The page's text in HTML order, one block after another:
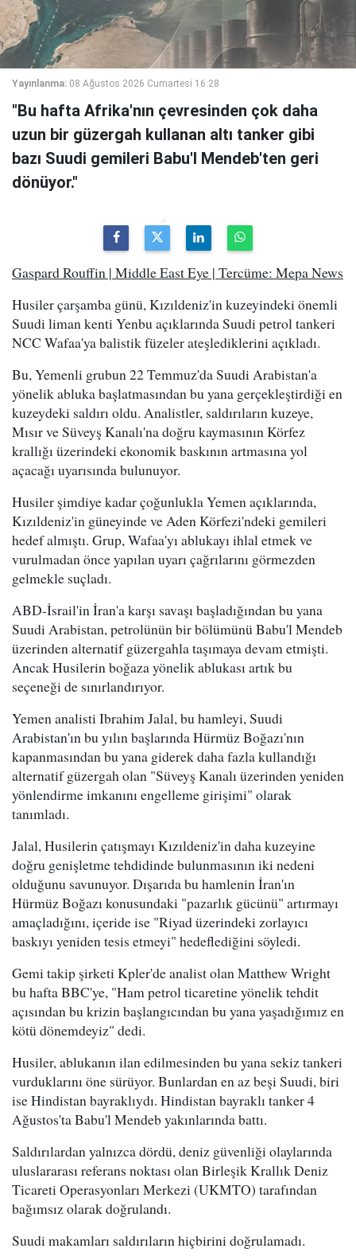
Yayınlanma: 08 Ağustos 2026 Cumartesi 16:28
"Bu hafta Afrika'nın çevresinden çok daha
uzun bir güzergah kullanan altı tanker gibi
bazı Suudi gemileri Babu'l Mendeb'ten geri
dönüyor."
Gaspard Rouffin | Middle East Eye | Tercüme: Mepa News
Husiler çarşamba günü, Kızıldeniz'in kuzeyindeki önemli
Suudi liman kenti Yenbu açıklarında Suudi petrol tankeri
NCC Wafaa'ya balistik füzeler ateşlediklerini açıkladı.
Bu, Yemenli grubun 22 Temmuz'da Suudi Arabistan'a
yönelik abluka başlatmasından bu yana gerçekleştirdiği en
kuzeydeki saldırı oldu. Analistler, saldırıların kuzeye,
Mısır ve Süveyş Kanalı'na doğru kaymasının Körfez
krallığı üzerindeki ekonomik baskının artmasına yol
açacağı uyarısında bulunuyor.
Husiler şimdiye kadar çoğunlukla Yemen açıklarında,
Kızıldeniz'in güneyinde ve Aden Körfezi'ndeki gemileri
hedef almıştı. Grup, Wafaa'yı ablukayı ihlal etmek ve
vurulmadan önce yapılan uyarı çağrılarını görmezden
gelmekle suçladı.
ABD-İsrail'in İran'a karşı savaşı başladığından bu yana
Suudi Arabistan, petrolünün bir bölümünü Babu'l Mendeb
üzerinden alternatif güzergahla taşımaya devam etmişti.
Ancak Husilerin boğaza yönelik ablukası artık bu
seçeneği de sınırlandırıyor.
Yemen analisti Ibrahim Jalal, bu hamleyi, Suudi
Arabistan'ın bu yılın başlarında Hürmüz Boğazı'nın
kapanmasından bu yana giderek daha fazla kullandığı
alternatif güzergah olan "Süveyş Kanalı üzerinden yeniden
yönlendirme imkanını engelleme girişimi" olarak
tanımladı.
Jalal, Husilerin çatışmayı Kızıldeniz'in daha kuzeyine
doğru genişletme tehdidinde bulunmasının iki nedeni
olduğunu savunuyor. Dışarıda bu hamlenin İran'ın
Hürmüz Boğazı konusundaki "pazarlık gücünü" artırmayı
amaçladığını, içeride ise "Riyad üzerindeki zorlayıcı
baskıyı yeniden tesis etmeyi" hedeflediğini söyledi.
Gemi takip şirketi Kpler'de analist olan Matthew Wright
bu hafta BBC'ye, "Ham petrol ticaretine yönelik tehdit
açısından bu krizin başlangıcından bu yana yaşadığımız en
kötü dönemdeyiz" dedi.
Husiler, ablukanın ilan edilmesinden bu yana sekiz tankeri
vurduklarını öne sürüyor. Bunlardan en az beşi Suudi, biri
ise Hindistan bayraklıydı. Hindistan bayraklı tanker 4
Ağustos'ta Babu'l Mendeb yakınlarında battı.
Saldırılardan yalnızca dördü, deniz güvenliği olaylarında
uluslararası referans noktası olan Birleşik Krallık Deniz
Ticareti Operasyonları Merkezi (UKMTO) tarafından
bağımsız olarak doğrulandı.
Suudi makamları saldırıların hiçbirini doğrulamadı.